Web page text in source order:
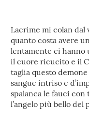
Lacrime mi colan dal
quanto costa avere
lentamente ci hanno
il cuore ricucito e il
taglia questo
sangue intriso e
spalanca le fauci
l’angelo più bello del